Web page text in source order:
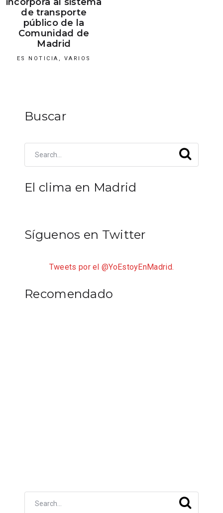
de transporte
público de la
Comunidad de
Madrid
ES NOTICIA VARIOS
Buscar
El clima en Madrid
Síguenos en Twitter
Tweets por el @YoEstoyEnMadrid.
Recomendado